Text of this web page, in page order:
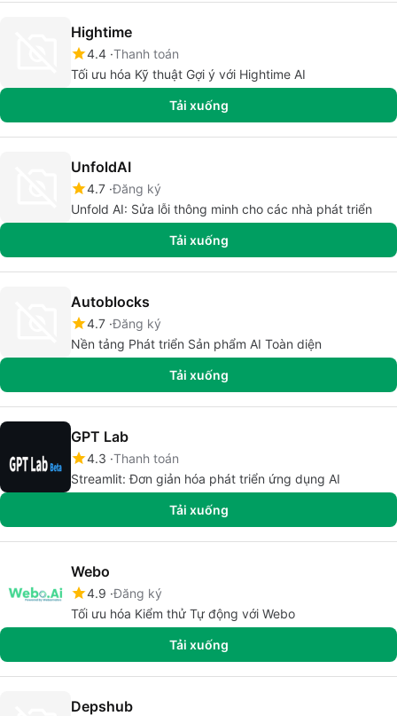
Hightime
4.4 Thanh toán
Tối ưu hóa Kỹ thuật Gợi ý với Hightime AI
Tải xuống
UnfoldAI
4.7 Đăng ký
Unfold AI: Sửa lỗi thông minh cho các nhà phát triển
Tải xuống
Autoblocks
4.7 Đăng ký
Nền tảng Phát triển Sản phẩm AI Toàn diện
Tải xuống
GPT Lab
4.3 Thanh toán
Streamlit: Đơn giản hóa phát triển ứng dụng AI
Tải xuống
Webo
4.9 Đăng ký
Tối ưu hóa Kiểm thử Tự động với Webo
Tải xuống
Depshub